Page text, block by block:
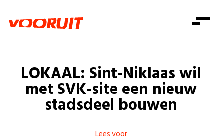
Zorg
Gelijke kansen
Onze mensen
Standpunten
Doe mee
Doe mee
Word lid
Shop
LOKAAL: Sint-Niklaas wil
met SVK-site een nieuw
stadsdeel bouwen
Lees voor